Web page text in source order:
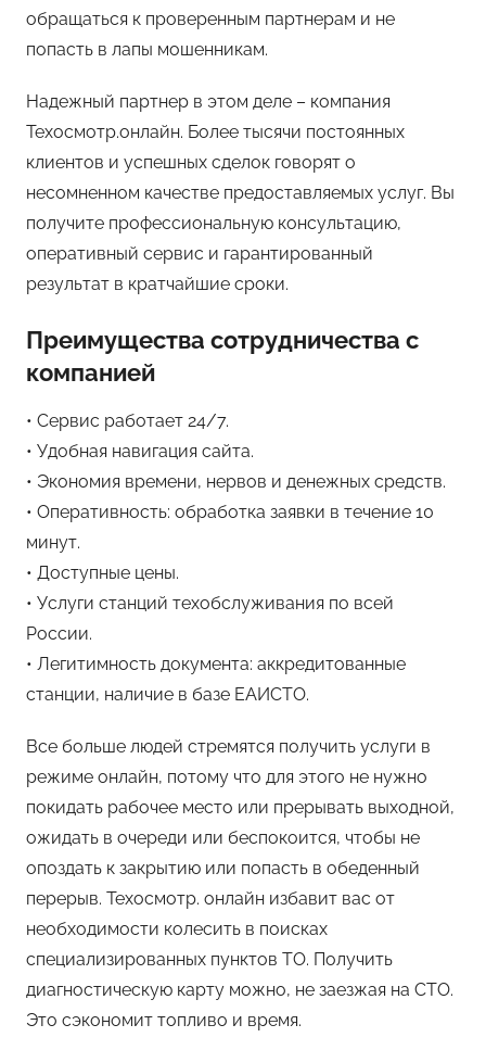
обращаться к проверенным партнерам и не
попасть в лапы мошенникам.
Надежный партнер в этом деле – компания
Техосмотр.онлайн. Более тысячи постоянных
клиентов и успешных сделок говорят о
несомненном качестве предоставляемых услуг. Вы
получите профессиональную консультацию,
оперативный сервис и гарантированный
результат в кратчайшие сроки.
Преимущества сотрудничества с
компанией
• Сервис работает 24/7.
• Удобная навигация сайта.
• Экономия времени, нервов и денежных средств.
• Оперативность: обработка заявки в течение 10
минут.
• Доступные цены.
• Услуги станций техобслуживания по всей
России.
• Легитимность документа: аккредитованные
станции, наличие в базе ЕАИСТО.
Все больше людей стремятся получить услуги в
режиме онлайн, потому что для этого не нужно
покидать рабочее место или прерывать выходной,
ожидать в очереди или беспокоится, чтобы не
опоздать к закрытию или попасть в обеденный
перерыв. Техосмотр. онлайн избавит вас от
необходимости колесить в поисках
специализированных пунктов ТО. Получить
диагностическую карту можно, не заезжая на СТО.
Это сэкономит топливо и время.